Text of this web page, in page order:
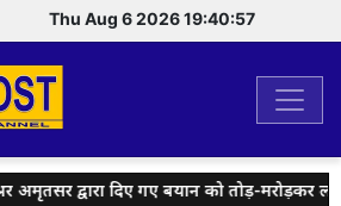
Thu Aug 6 2026 19:40:57
द्वारा दिए गए बयान को तोड़-मरोड़कर लोगों